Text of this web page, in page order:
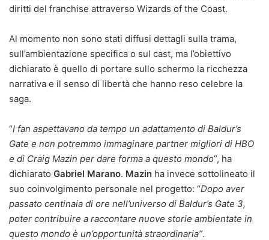
diritti del franchise attraverso Wizards of the Coast.
Al momento non sono stati diffusi dettagli sulla trama,
sull’ambientazione specifica o sul cast, ma l’obiettivo
dichiarato è quello di portare sullo schermo la ricchezza
narrativa e il senso di libertà che hanno reso celebre la
saga.
“I fan aspettavano da tempo un adattamento di Baldur’s
Gate e non potremmo immaginare partner migliori di HBO
e di Craig Mazin per dare forma a questo mondo”, ha
dichiarato Gabriel Marano. Mazin ha invece sottolineato il
suo coinvolgimento personale nel progetto: “Dopo aver
passato centinaia di ore nell’universo di Baldur’s Gate 3,
poter contribuire a raccontare nuove storie ambientate in
questo mondo è un’opportunità straordinaria”.